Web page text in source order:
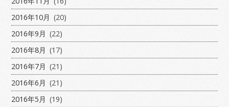
2016年10月 (20)
2016年9月 (22)
2016年8月 (17)
2016年7月 (21)
2016年6月 (21)
2016年5月 (19)